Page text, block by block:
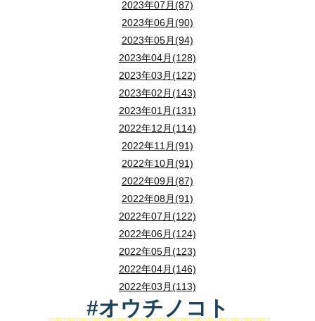
2023年07月(87)
2023年06月(90)
2023年05月(94)
2023年04月(128)
2023年03月(122)
2023年02月(143)
2023年01月(131)
2022年12月(114)
2022年11月(91)
2022年10月(91)
2022年09月(87)
2022年08月(91)
2022年07月(122)
2022年06月(124)
2022年05月(123)
2022年04月(146)
2022年03月(113)
#オウチノコト